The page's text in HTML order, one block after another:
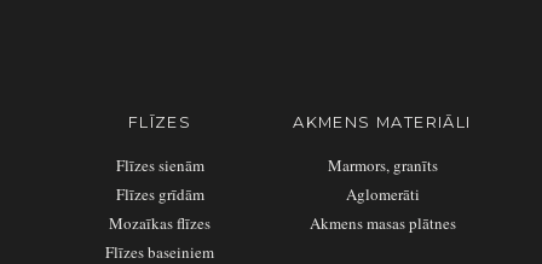
FLĪZES
Flīzes sienām
Flīzes grīdām
Mozaīkas flīzes
Flīzes baseiniem
AKMENS MATERIĀLI
Marmors, granīts
Aglomerāti
Akmens masas plātnes